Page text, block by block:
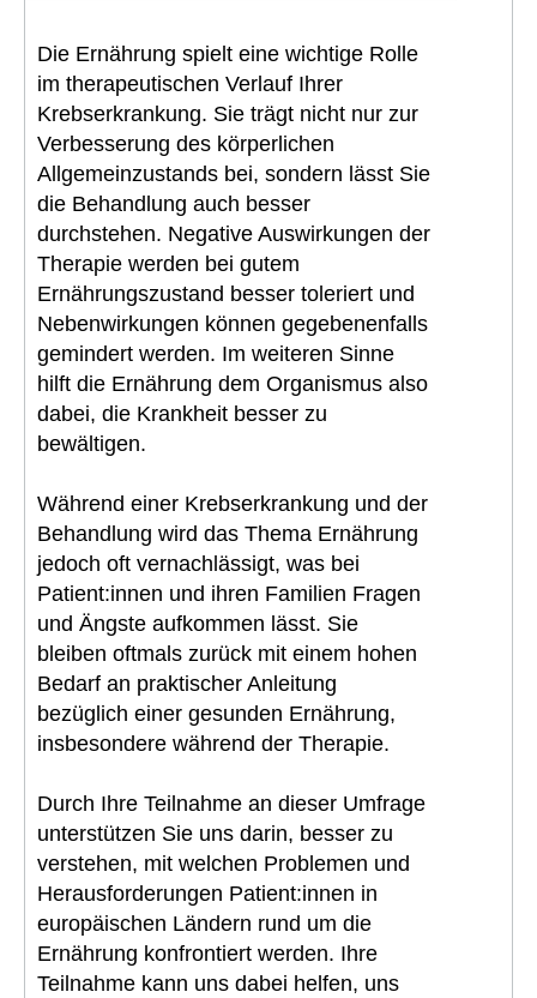
Die Ernährung spielt eine wichtige Rolle
im therapeutischen Verlauf Ihrer
Krebserkrankung. Sie trägt nicht nur zur
Verbesserung des körperlichen
Allgemeinzustands bei, sondern lässt Sie
die Behandlung auch besser
durchstehen. Negative Auswirkungen der
Therapie werden bei gutem
Ernährungszustand besser toleriert und
Nebenwirkungen können gegebenenfalls
gemindert werden. Im weiteren Sinne
hilft die Ernährung dem Organismus also
dabei, die Krankheit besser zu
bewältigen.
Während einer Krebserkrankung und der
Behandlung wird das Thema Ernährung
jedoch oft vernachlässigt, was bei
Patient:innen und ihren Familien Fragen
und Ängste aufkommen lässt. Sie
bleiben oftmals zurück mit einem hohen
Bedarf an praktischer Anleitung
bezüglich einer gesunden Ernährung,
insbesondere während der Therapie.
Durch Ihre Teilnahme an dieser Umfrage
unterstützen Sie uns darin, besser zu
verstehen, mit welchen Problemen und
Herausforderungen Patient:innen in
europäischen Ländern rund um die
Ernährung konfrontiert werden. Ihre
Teilnahme kann uns dabei helfen, uns